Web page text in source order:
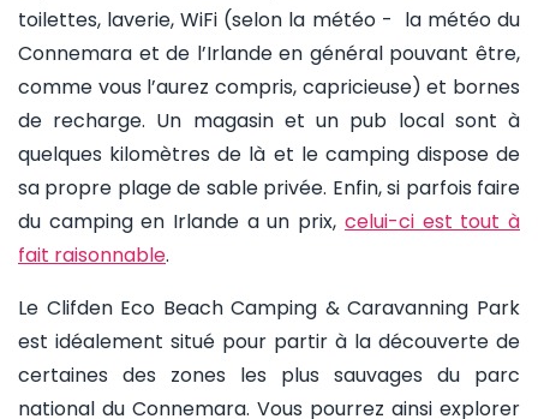
toilettes, laverie, WiFi (selon la météo - la météo du
Connemara et de l’Irlande en général pouvant être,
comme vous l’aurez compris, capricieuse) et bornes
de recharge. Un magasin et un pub local sont à
quelques kilomètres de là et le camping dispose de
sa propre plage de sable privée. Enfin, si parfois faire
du camping en Irlande a un prix, celui-ci est tout à
fait raisonnable.
Le Clifden Eco Beach Camping & Caravanning Park
est idéalement situé pour partir à la découverte de
certaines des zones les plus sauvages du parc
national du Connemara. Vous pourrez ainsi explorer